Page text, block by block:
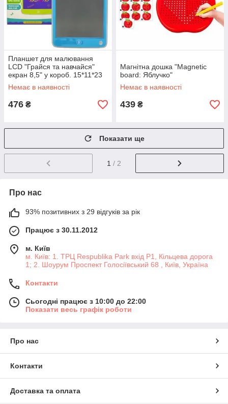
Планшет для малювання
LCD "Грайся та навчайся"
екран 8,5" у короб. 15*11*23
см
Немає в наявності
476 ₴
Магнітна дошка "Magnetic
board: Яблучко"
Немає в наявності
439 ₴
Показати ще
1 / 2
Про нас
93% позитивних з 29 відгуків за рік
Працює з 30.11.2012
м. Київ
м. Київ: 1. ТРЦ Respublika Park вхід P1, Кільцева дорога
1; 2. Шоурум Проспект Голосіївський 68 , Київ, Україна
Контакти
Сьогодні працює з 10:00 до 22:00
Показати весь графік роботи
Про нас
Контакти
Доставка та оплата